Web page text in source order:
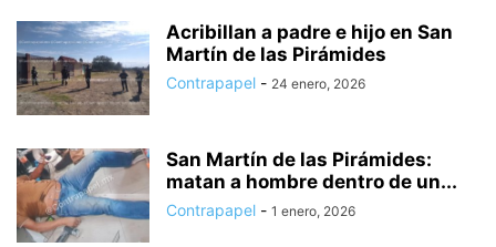
CUAUTITLÁN IZCALLI CUAUTLA CULTURA DEPORTE ECATEPEC
ECATZINGO EDUCACIÓN ELECCIÓN ESTADO DE MÉXICO
ELECCIONES EDOMEX ESTADO DE MÉXICO GOBIERNO
HUIXQUILUCAN INTERNACIONAL ISIDRO FABELA IXTAPALUCA
IXTAPAN DE LA SAL IXTLAHUACA JALTENCO JILOTEPEC
JILOTZINGO JIQUIPILCO JOCOTITLÁN JOCOTZINGO
JUCHITEPEC
Acribillan a padre e hijo en San
Martín de las Pirámides
Contrapapel - 24 enero, 2026
San Martín de las Pirámides:
matan a hombre dentro de un...
Contrapapel - 1 enero, 2026